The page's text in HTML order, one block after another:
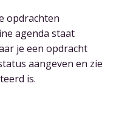
opdrachten
agenda staat
je een opdracht
aangeven en zie
is.